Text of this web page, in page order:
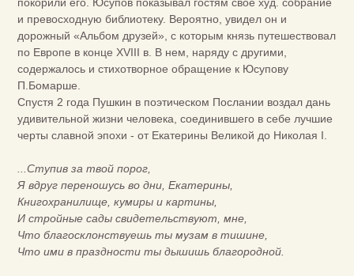
и превосходную библиотеку. Вероятно, увидел он и
дорожный «Альбом друзей», с которым князь путешествовал
по Европе в конце XVIII в. В нем, наряду с другими,
содержалось и стихотворное обращение к Юсупову
П.Бомарше.
Спустя 2 года Пушкин в поэтическом Послании воздал дань
удивительной жизни человека, соединившего в себе лучшие
черты славной эпохи - от Екатерины Великой до Николая I.
...Ступив за твой порог,
Я вдруг переношусь во дни, Екатерины,
Книгохранилище, кумиры и картины,
И стройные сады свидетельствуют, мне,
Что благосклонствуешь ты музам в тишине,
Что ими в праздности ты дышишь благородной.